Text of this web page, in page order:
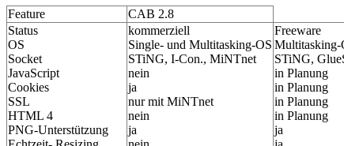
Feature
CAB 2.8
Status
OS
Socket
JavaScript
Cookies
SSL
HTML 4
PNG-Unterstützung
kommerziell
Single- und Multitasking-OS
STiNG, I-Con., MiNTnet
nein
ja
nur mit MiNTnet
nein
ja
Freeware
Multitasking-
STiNG,
in Planung
in Planung
in Planung
in Planung
ja